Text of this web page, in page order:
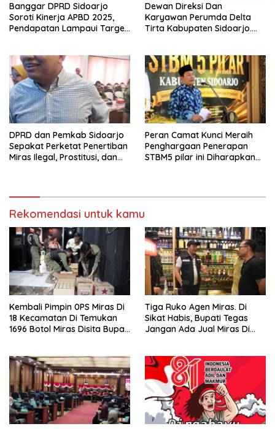
Banggar DPRD Sidoarjo
Soroti Kinerja APBD 2025,
Pendapatan Lampaui Target
Dewan Direksi Dan
Karyawan Perumda Delta
Tirta Kabupaten Sidoarjo.
Tahun. 17 Agustus 1945- 17
Agustus Tahun 2026
DPRD dan Pemkab Sidoarjo
Sepakat Perketat Penertiban
Miras Ilegal, Prostitusi, dan
Peran Camat Kunci Meraih
Penghargaan Penerapan
STBM5 pilar ini Diharapkan
Rekomendasi untuk kamu
Kembali Pimpin 0PS Miras Di
18 Kecamatan Di Temukan
1696 Botol Miras Disita Bupati
Tiga Ruko Agen Miras. Di
Sikat Habis, Bupati Tegas
Jangan Ada Jual Miras Di